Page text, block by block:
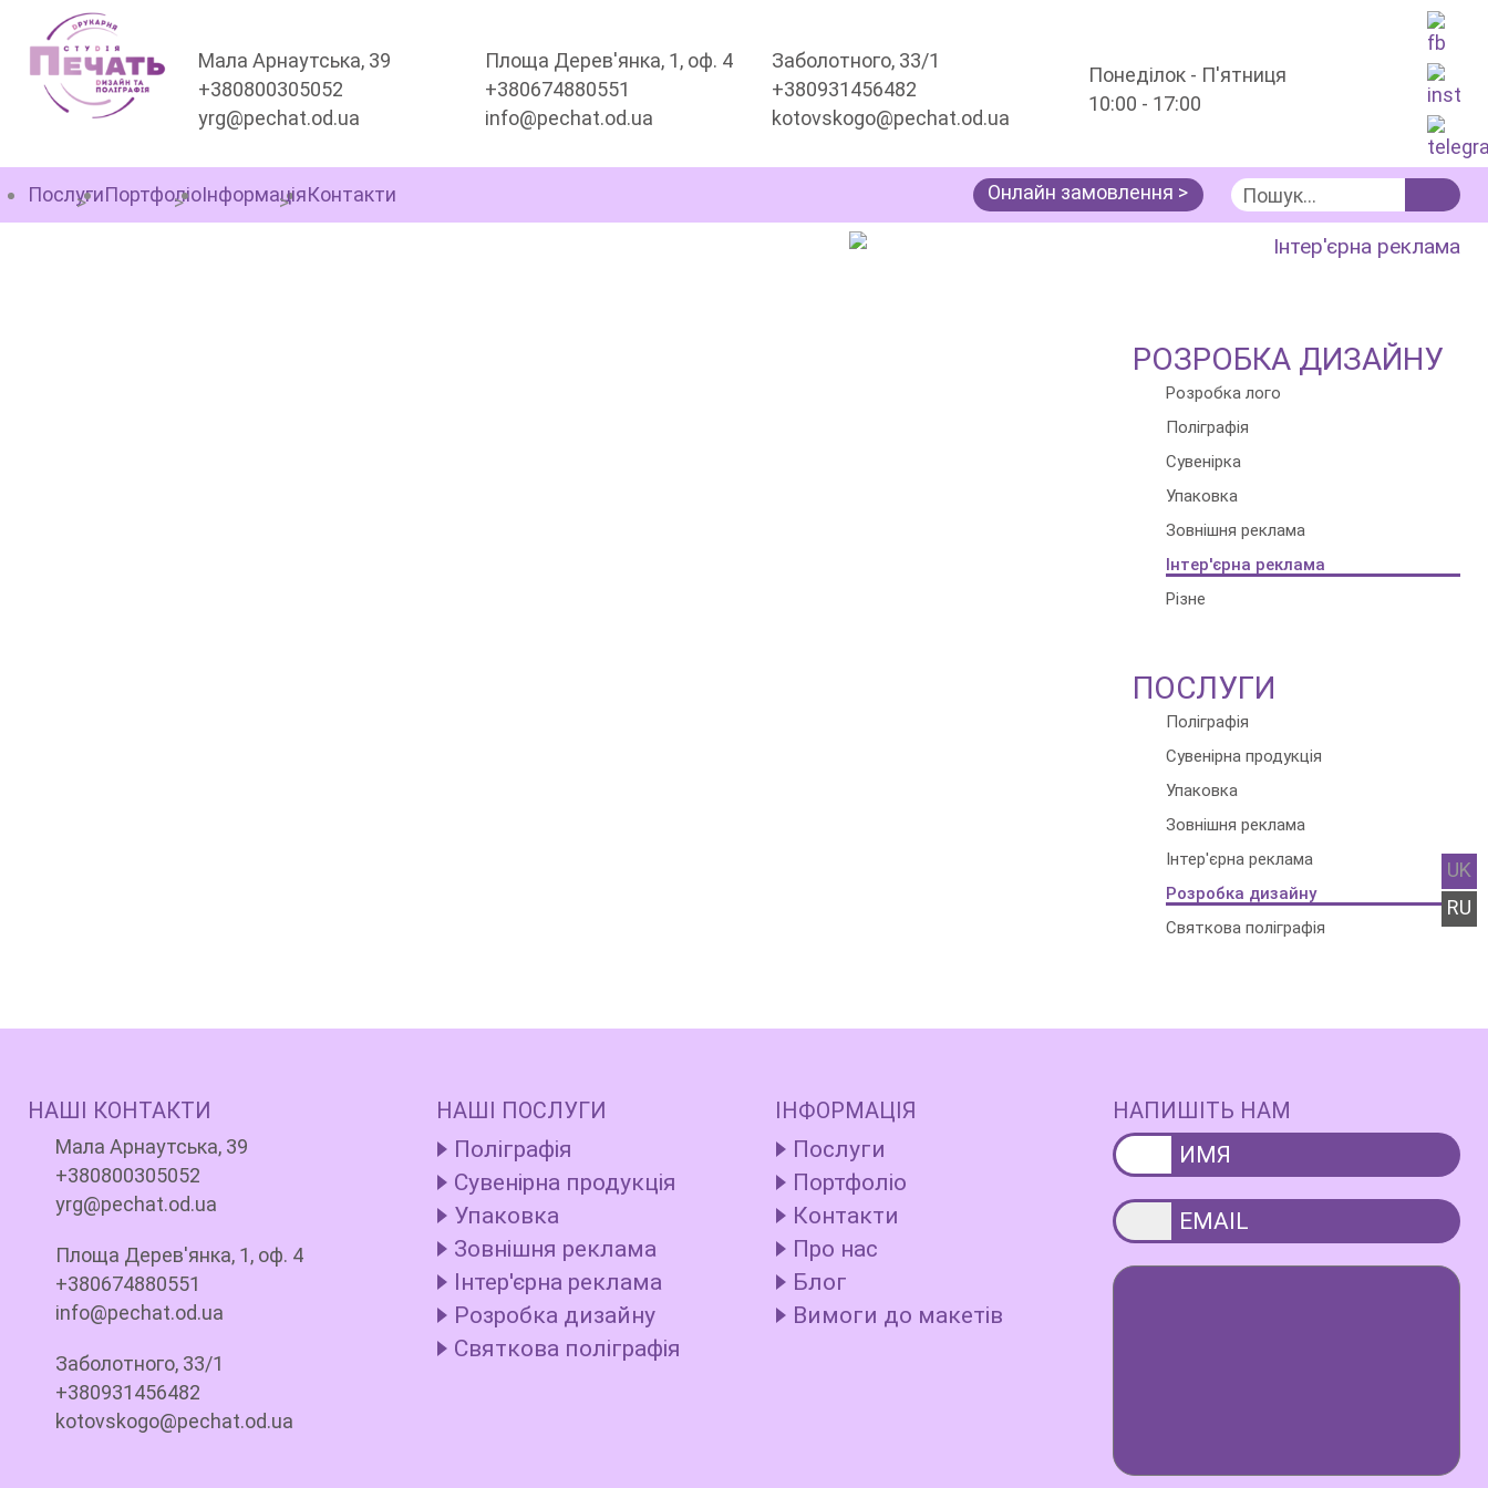
Мала Арнаутська, 39
+380800305052
yrg@pechat.od.ua
Площа Дерев'янка, 1, оф. 4
+380674880551
info@pechat.od.ua
Заболотного, 33/1
+380931456482
kotovskogo@pechat.od.ua
Понеділок - П'ятниця
10:00 - 17:00
UK
RU
ПослугиПортфоліоІнформаціяКонтакти Онлайн замовлення >
Інтер'єрна реклама
РОЗРОБКА ДИЗАЙНУ
Розробка лого
Поліграфія
Сувенірка
Упаковка
Зовнішня реклама
Інтер'єрна реклама
Різне
ПОСЛУГИ
Поліграфія
Сувенірна продукція
Упаковка
Зовнішня реклама
Інтер'єрна реклама
Розробка дизайну
Святкова поліграфія
НАШІ КОНТАКТИ
Мала Арнаутська, 39
+380800305052
yrg@pechat.od.ua
Площа Дерев'янка, 1, оф. 4
+380674880551
info@pechat.od.ua
Заболотного, 33/1
+380931456482
kotovskogo@pechat.od.ua
НАШІ ПОСЛУГИ
Поліграфія
Сувенірна продукція
Упаковка
Зовнішня реклама
Інтер'єрна реклама
Розробка дизайну
Святкова поліграфія
ІНФОРМАЦІЯ
Послуги
Портфоліо
Контакти
Про нас
Блог
Вимоги до макетів
НАПИШІТЬ НАМ